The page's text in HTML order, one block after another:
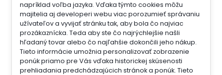
napríklad voľba jazyka. Vďaka týmto cookies môžu
majitelia aj developeri webu viac porozumieť správaniu
užívateľov a vyvijať stránku tak, aby bola čo najviac
prozákaznícka. Teda aby ste čo najrýchlejšie našli
hľadaný tovar alebo čo najľahšie dokončili jeho nákup.
Tieto informácie umožnia personalizovať zobrazenie
ponúk priamo pre Vás vďaka historickej skúsenosti
prehliadania predchádzajúcich stránok a ponúk. Tieto